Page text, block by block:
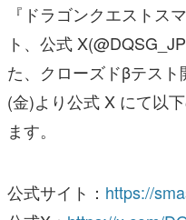
『ドラゴンクエストス
ト、公式
た、クローズドβテス
(金)より公式 X にて以
ます。
公式サイト： https://